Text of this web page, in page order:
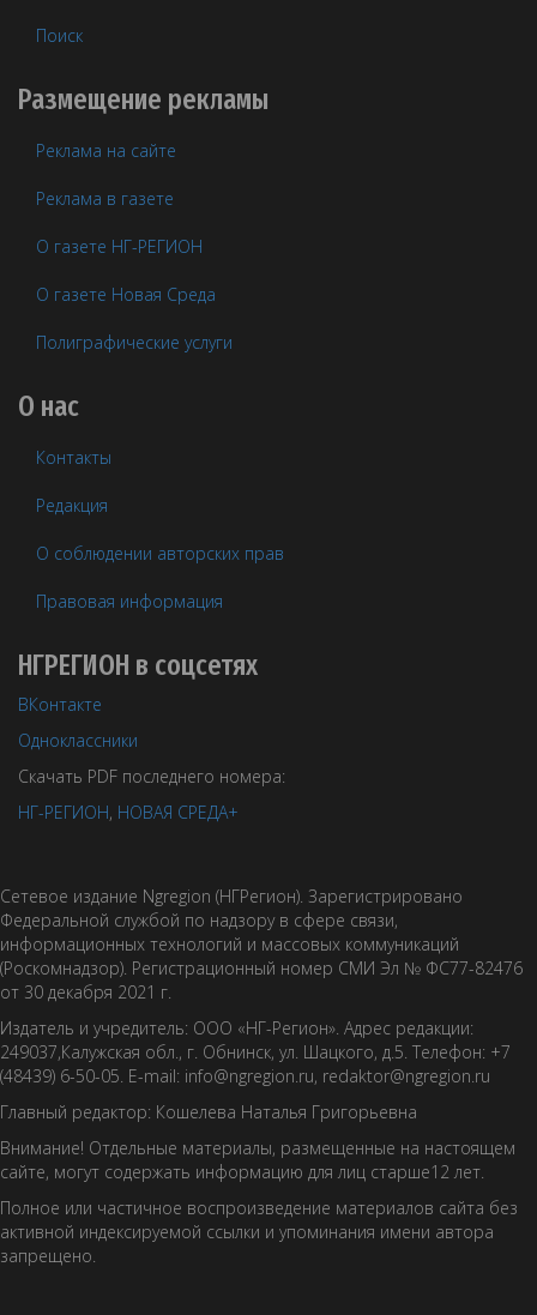
Поиск
Размещение рекламы
Реклама на сайте
Реклама в газете
О газете НГ-РЕГИОН
О газете Новая Среда
Полиграфические услуги
О нас
Контакты
Редакция
О соблюдении авторских прав
Правовая информация
НГРЕГИОН в соцсетях
ВКонтакте
Одноклассники
Скачать PDF последнего номера:
НГ-РЕГИОН, НОВАЯ СРЕДА+
Сетевое издание Ngregion (НГРегион). Зарегистрировано
Федеральной службой по надзору в сфере связи,
информационных технологий и массовых коммуникаций
(Роскомнадзор). Регистрационный номер СМИ Эл № ФС77-82476
от 30 декабря 2021 г.
Издатель и учредитель: ООО «НГ-Регион». Адрес редакции:
249037,Калужская обл., г. Обнинск, ул. Шацкого, д.5. Телефон: +7
(48439) 6-50-05. E-mail: info@ngregion.ru, redaktor@ngregion.ru
Главный редактор: Кошелева Наталья Григорьевна
Внимание! Отдельные материалы, размещенные на настоящем
сайте, могут содержать информацию для лиц старше12 лет.
Полное или частичное воспроизведение материалов сайта без
активной индексируемой ссылки и упоминания имени автора
запрещено.